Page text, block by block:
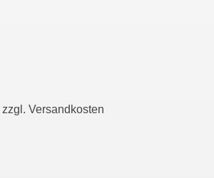
Versandkosten
Bewertung von 5 von 5 Sternen